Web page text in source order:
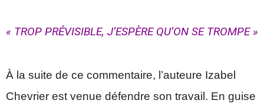
« TROP PRÉVISIBLE, J’ESPÈRE QU’ON SE TROMPE »
À la suite de ce commentaire, l’auteure Izabel
Chevrier est venue défendre son travail. En guise